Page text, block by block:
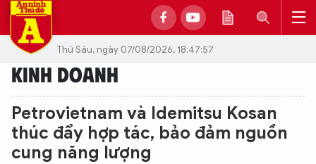
Thứ Sáu, ngày 07/08/2026, 18:47:57
KINH DOANH
Petrovietnam và Idemitsu Kosan
thúc đẩy hợp tác, bảo đảm nguồn
cung năng lượng